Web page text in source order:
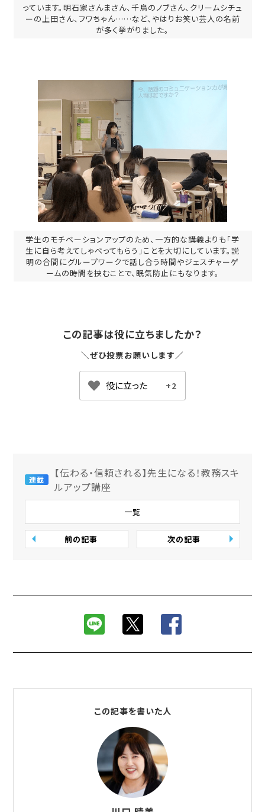
っています。明石家さんまさん、千鳥のノブさん、クリームシチュ
ーの上田さん、フワちゃん……など、やはりお笑い芸人の名前
が多く挙がりました。
学生のモチベーションアップのため、一方的な講義よりも「学
生に自ら考えてしゃべってもらう」ことを大切にしています。説
明の合間にグループワークで話し合う時間やジェスチャーゲ
ームの時間を挟むことで、眠気防止にもなります。
この記事は役に立ちましたか？
＼ぜひ投票お願いします／
+2
連載
【伝わる・信頼される】先生になる！教務スキ
ルアップ講座
前の記事
一覧
次の記事
この記事を書いた人